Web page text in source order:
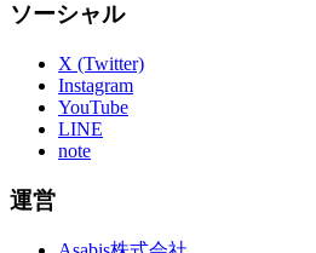
ソーシャル
X (Twitter)
Instagram
YouTube
LINE
note
運営